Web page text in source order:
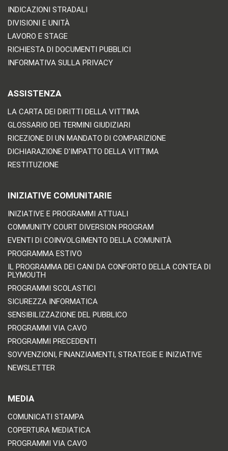
INDICAZIONI STRADALI
DIVISIONI E UNITÀ
LAVORO E STAGE
RICHIESTA DI DOCUMENTI PUBBLICI
INFORMATIVA SULLA PRIVACY
ASSISTENZA
LA CARTA DEI DIRITTI DELLA VITTIMA
GLOSSARIO DEI TERMINI GIUDIZIARI
RICEZIONE DI UN MANDATO DI COMPARIZIONE
DICHIARAZIONE D'IMPATTO DELLA VITTIMA
RESTITUZIONE
INIZIATIVE COMUNITARIE
INIZIATIVE E PROGRAMMI ATTUALI
COMMUNITY COURT DIVERSION PROGRAM
EVENTI DI COINVOLGIMENTO DELLA COMUNITÀ
PROGRAMMA ESTIVO
IL PROGRAMMA DEI CANI DA CONFORTO DELLA CONTEA DI
PLYMOUTH
PROGRAMMI SCOLASTICI
SICUREZZA INFORMATICA
SENSIBILIZZAZIONE DEL PUBBLICO
PROGRAMMI VIA CAVO
PROGRAMMI PRECEDENTI
SOVVENZIONI, FINANZIAMENTI, STRATEGIE E INIZIATIVE
NEWSLETTER
MEDIA
COMUNICATI STAMPA
COPERTURA MEDIATICA
PROGRAMMI VIA CAVO